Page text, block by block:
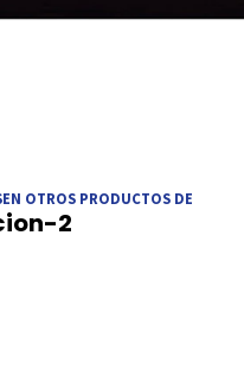
OTROS PRODUCTOS DE
2